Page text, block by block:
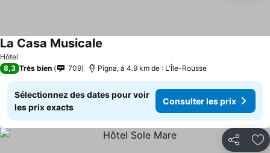
Hôtel
La Casa Musicale
8,3 Très bien 709 Pigna, à 4.9 km de : L'Île-Rousse
Sélectionnez des dates pour voir
les prix exacts
Consulter les prix
Partager